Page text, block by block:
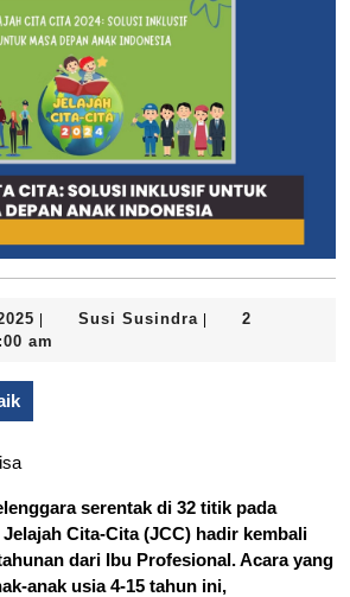
September
18,
| Susi Susindra Susi
|
2
am
serentak di 32 titik pada
Jelajah Cita-Cita (JCC) hadir kembali
dari Ibu Profesional. Acara yang
anak usia 4-15 tahun ini,